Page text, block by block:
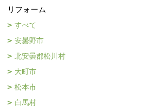
リフォーム
すべて
安曇野市
北安曇郡松川村
大町市
松本市
白馬村